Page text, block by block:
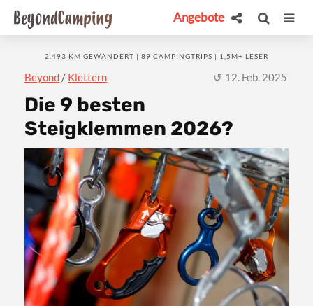
Angebote
Beyond / Klettern
2.493 KM GEWANDERT | 89 CAMPINGTRIPS | 1,5M+ LESER
12. Feb. 2025
Die 9 besten
Steigklemmen 2026?